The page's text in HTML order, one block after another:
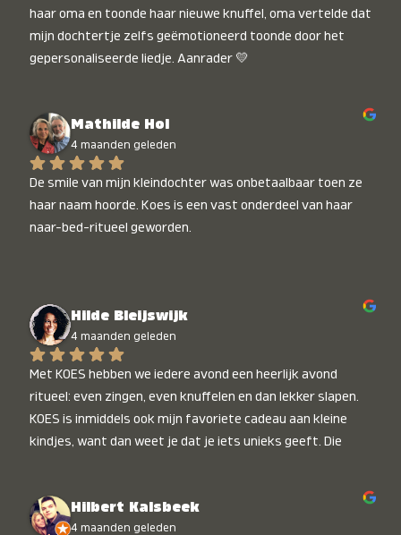
haar oma en toonde haar nieuwe knuffel, oma vertelde dat
mijn dochtertje zelfs geëmotioneerd toonde door het
gepersonaliseerde liedje. Aanrader 💛
Mathilde Hol
4 maanden geleden
De smile van mijn kleindochter was onbetaalbaar toen ze
haar naam hoorde. Koes is een vast onderdeel van haar
naar-bed-ritueel geworden.
Hilde Bleijswijk
4 maanden geleden
Met KOES hebben we iedere avond een heerlijk avond
ritueel: even zingen, even knuffelen en dan lekker slapen.
KOES is inmiddels ook mijn favoriete cadeau aan kleine
kindjes, want dan weet je dat je iets unieks geeft. Die
Hilbert Kalsbeek
4 maanden geleden